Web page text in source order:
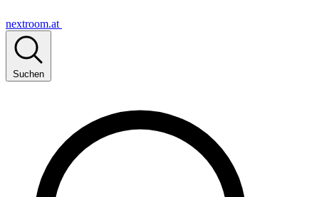
nextroom.at
Suchen